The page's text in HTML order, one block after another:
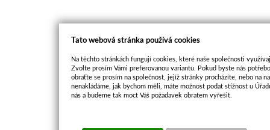
Tato webová stránka používá cookies
Na těchto stránkách fungují cookies, které naše společnosti
Zvolte prosím Vámi preferovanou variantu. Pokud byste nás
obraťte se prosím na společnost, jejíž stránky procházíte, nebo na
nenakládáme, jak bychom měli, máte možnost podat stížnost u
nás a budeme tak moct Váš požadavek obratem vyřešit.